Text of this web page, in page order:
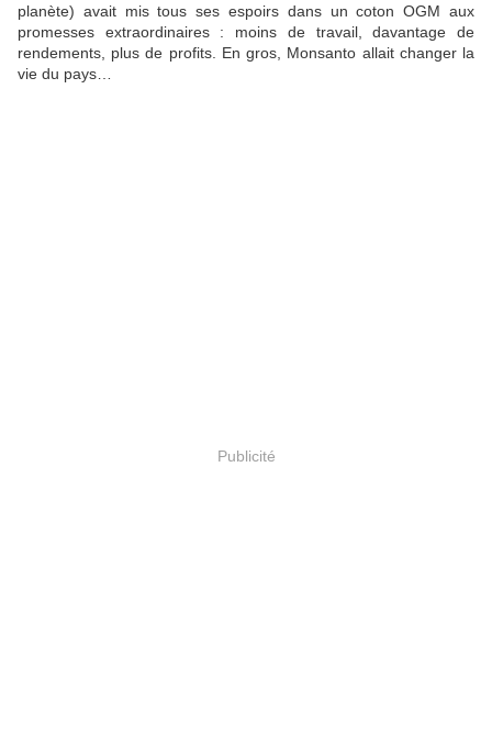
planète) avait mis tous ses espoirs dans un coton OGM aux
promesses extraordinaires : moins de travail, davantage de
rendements, plus de profits. En gros, Monsanto allait changer la
vie du pays…
Publicité